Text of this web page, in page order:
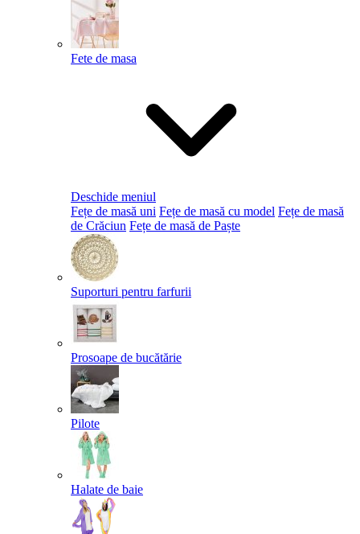
Fete de masa
Deschide meniul
Fețe de masă uni Fețe de masă cu model Fețe de masă
de Crăciun Fețe de masă de Paște​
Suporturi pentru farfurii
Prosoape de bucătărie
Pilote
Halate de baie